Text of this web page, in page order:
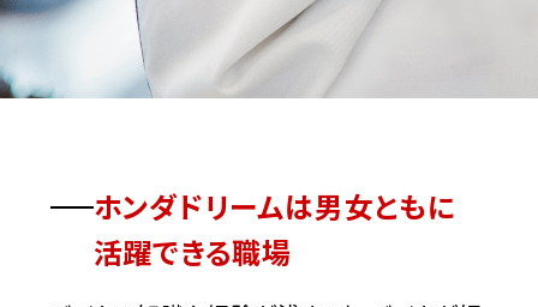
ホンダドリームは男女ともに
活躍できる職場